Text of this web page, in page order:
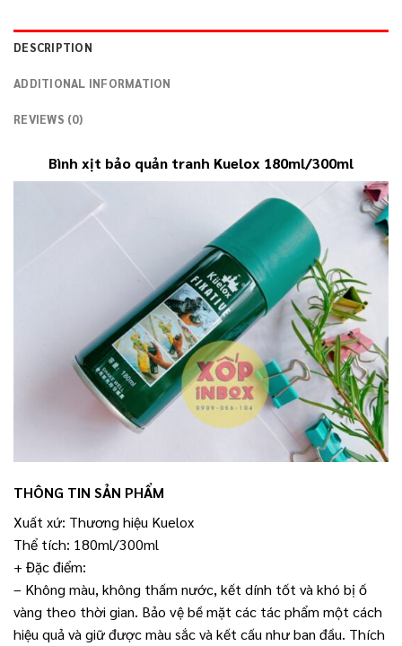
DESCRIPTION
ADDITIONAL INFORMATION
REVIEWS (0)
Bình xịt bảo quản tranh Kuelox 180ml/300ml
THÔNG TIN SẢN PHẨM
Xuất xứ: Thương hiệu Kuelox
Thể tích: 180ml/300ml
+ Đặc điểm:
– Không màu, không thấm nước, kết dính tốt và khó bị ố
vàng theo thời gian. Bảo vệ bề mặt các tác phẩm một cách
hiệu quả và giữ được màu sắc và kết cấu như ban đầu. Thích